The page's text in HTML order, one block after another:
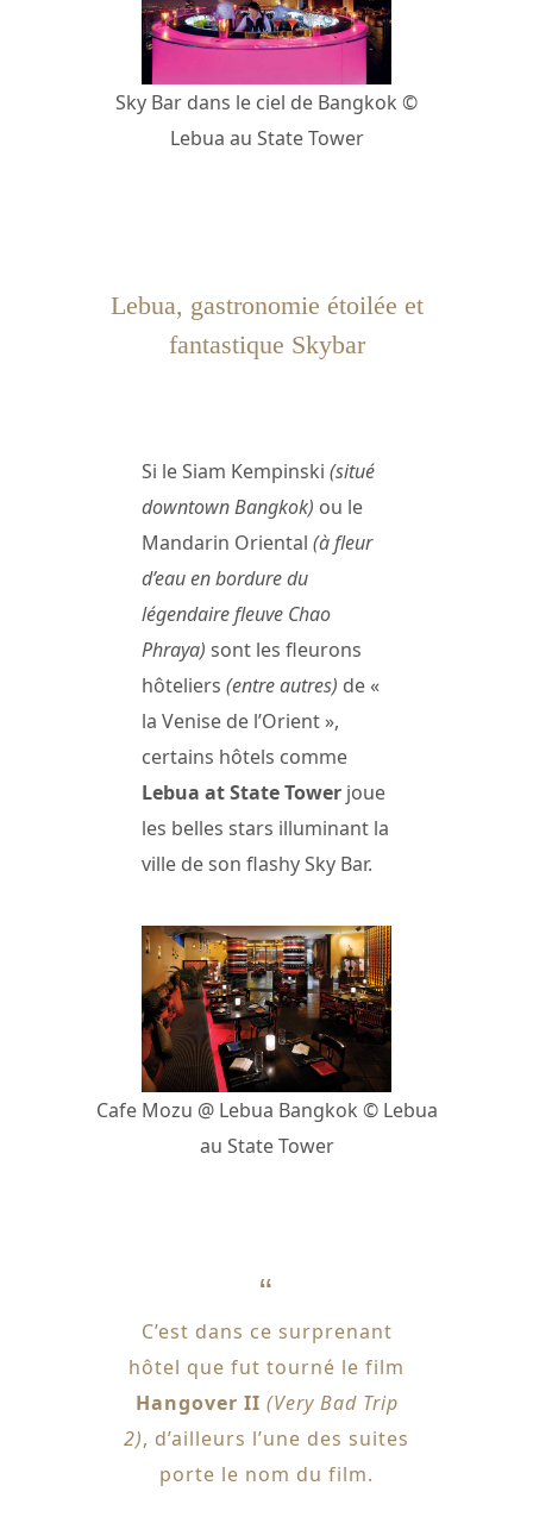
Sky Bar dans le ciel de Bangkok ©
Lebua au State Tower
Lebua, gastronomie étoilée et
fantastique Skybar
Si le Siam Kempinski (situé
downtown Bangkok) ou le
Mandarin Oriental (à fleur
d’eau en bordure du
légendaire fleuve Chao
Phraya) sont les fleurons
hôteliers (entre autres) de «
la Venise de l’Orient »,
certains hôtels comme
Lebua at State Tower joue
les belles stars illuminant la
ville de son flashy Sky Bar.
Cafe Mozu @ Lebua Bangkok © Lebua
au State Tower
C’est dans ce surprenant
hôtel que fut tourné le film
Hangover II (Very Bad Trip
2), d’ailleurs l’une des suites
porte le nom du film.